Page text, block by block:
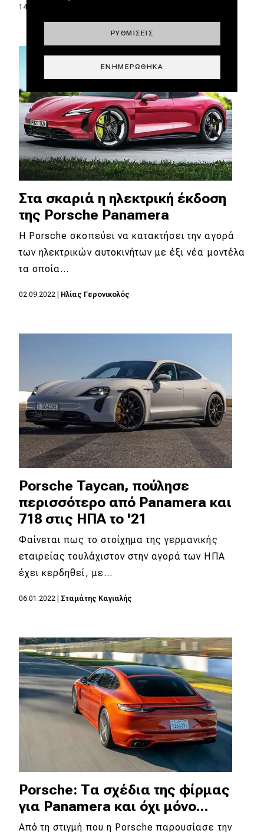
14.09.2023
Στα σκαριά η ηλεκτρική έκδοση
της Porsche Panamera
Η Porsche σκοπεύει να κατακτήσει την αγορά
των ηλεκτρικών αυτοκινήτων με έξι νέα μοντέλα
τα οποία…
02.09.2022 Ηλίας Γερονικολός
Porsche Taycan, πούλησε
περισσότερο από Panamera και
718 στις ΗΠΑ το '21
Φαίνεται πως το στοίχημα της γερμανικής
εταιρείας τουλάχιστον στην αγορά των ΗΠΑ
έχει κερδηθεί, με…
06.01.2022 Σταμάτης Καγιαλής
Porsche: Τα σχέδια της φίρμας
για Panamera και όχι μόνο...
Από τη στιγμή που η Porsche παρουσίασε την
ΡΥΘΜΊΣΕΙΣ
ΕΝΗΜΕΡΏΘΗΚΑ